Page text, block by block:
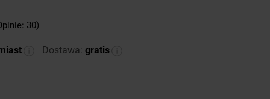
30)
Dostawa: gratis